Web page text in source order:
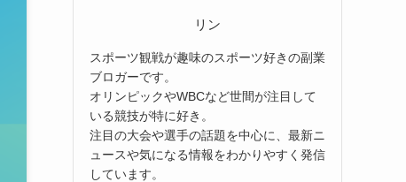
リン
スポーツ観戦が趣味のスポーツ好きの副業
ブロガーです。
オリンピックやWBCなど世間が注目して
いる競技が特に好き。
注目の大会や選手の話題を中心に、最新ニ
ュースや気になる情報をわかりやすく発信
しています。